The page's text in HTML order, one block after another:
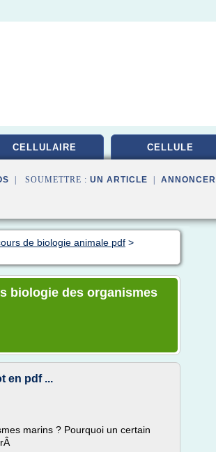
CELLULAIRE CELLULE
| SOUMETTRE : UN ARTICLE ANNONCER
de biologie animale pdf >
biologie des organismes
en pdf ...
marins ? Pourquoi un certain